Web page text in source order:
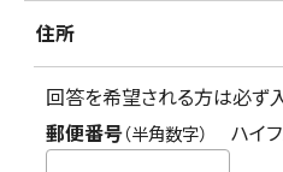
住所
回答を希望される方は必ず
郵便番号（半角数字） ハイ